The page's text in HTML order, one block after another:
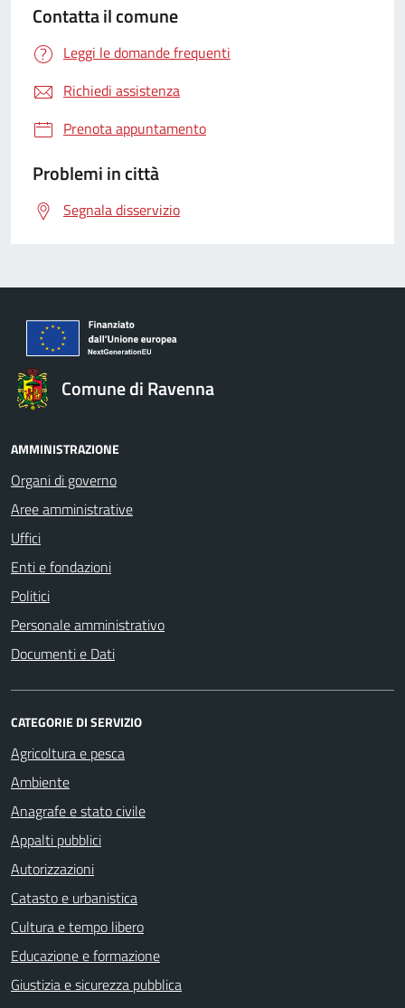
Contatta il comune
Leggi le domande frequenti
Richiedi assistenza
Prenota appuntamento
Problemi in città
Segnala disservizio
Comune di Ravenna
AMMINISTRAZIONE
Organi di governo
Aree amministrative
Uffici
Enti e fondazioni
Politici
Personale amministrativo
Documenti e Dati
CATEGORIE DI SERVIZIO
Agricoltura e pesca
Ambiente
Anagrafe e stato civile
Appalti pubblici
Autorizzazioni
Catasto e urbanistica
Cultura e tempo libero
Educazione e formazione
Giustizia e sicurezza pubblica